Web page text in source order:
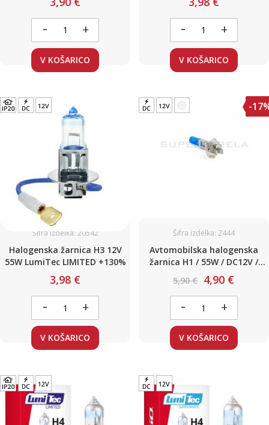
- +
V KOŠARICO
- +
V KOŠARICO
Šifra izdelka: 20542
Halogenska žarnica H3 12V
55W LumiTec LIMITED +130%
3,98 €
- +
V KOŠARICO
-
Šifra izdelka: 2444
Avtomobilska halogenska
žarnica H1 / 55W / DC12V /
(White / Blue - xenon)
5,90 € 4,90 €
- +
V KOŠARICO